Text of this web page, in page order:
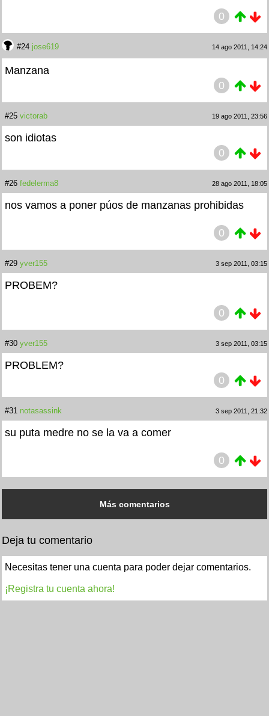
0
#24 jose619 14 ago 2011, 14:24
Manzana
0
#25 victorab 19 ago 2011, 23:56
son idiotas
0
#26 fedelerma8 28 ago 2011, 18:05
nos vamos a poner púos de manzanas prohibidas
0
#29 yver155 3 sep 2011, 03:15
PROBEM?
0
#30 yver155 3 sep 2011, 03:15
PROBLEM?
0
#31 notasassink 3 sep 2011, 21:32
su puta medre no se la va a comer
0
Más comentarios
Deja tu comentario
Necesitas tener una cuenta para poder dejar comentarios.
¡Registra tu cuenta ahora!